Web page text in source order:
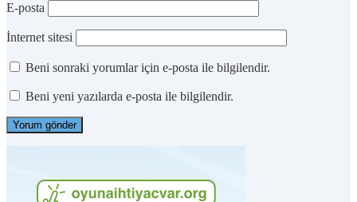
E-posta
İnternet sitesi
Beni sonraki yorumlar için e-posta ile bilgilendir.
Beni yeni yazılarda e-posta ile bilgilendir.